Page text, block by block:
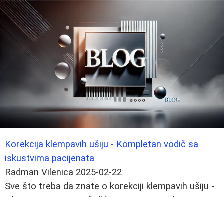
Korekcija klempavih ušiju - Kompletan vodič sa
iskustvima pacijenata
Radman Vilenica 2025-02-22
Sve što treba da znate o korekciji klempavih ušiju -